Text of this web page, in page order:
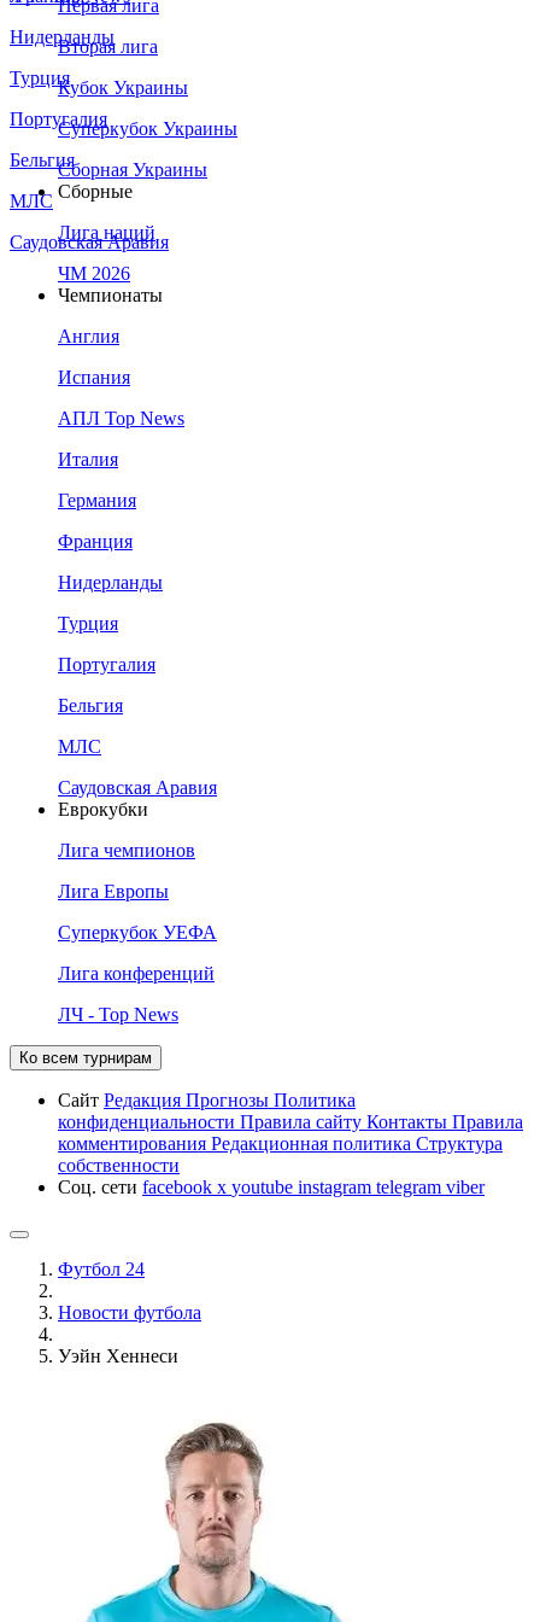
Нидерланды
Турция
Португалия
Бельгия
МЛС
Саудовская Аравия
Первая лига
Вторая лига
Кубок Украины
Суперкубок Украины
Сборная Украины
Сборные
Лига наций
ЧМ 2026
Чемпионаты
Англия
Испания
АПЛ Top News
Италия
Германия
Франция
Нидерланды
Турция
Португалия
Бельгия
МЛС
Саудовская Аравия
Еврокубки
Лига чемпионов
Лига Европы
Суперкубок УЕФА
Лига конференций
ЛЧ - Top News
Ко всем турнирам
Сайт Редакция Прогнозы Политика
конфиденциальности Правила сайту Контакты Правила
комментирования Редакционная политика Структура
собственности
Соц. сети facebook x youtube instagram telegram viber
Футбол 24
Новости футбола
Уэйн Хеннеси